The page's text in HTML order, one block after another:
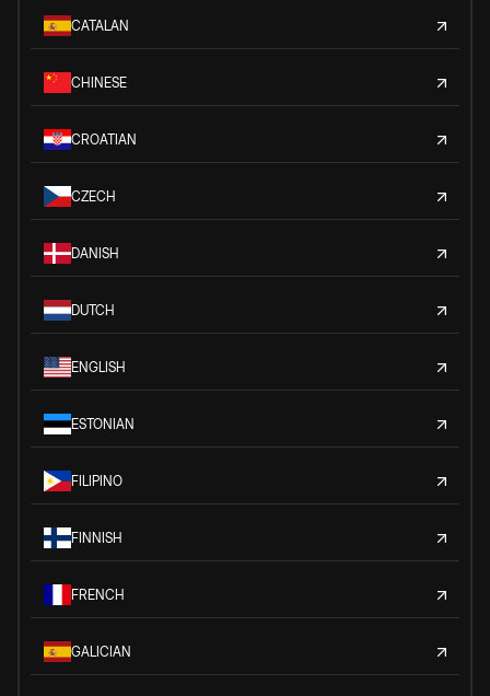
CATALAN
CHINESE
CROATIAN
CZECH
DANISH
DUTCH
ENGLISH
ESTONIAN
FILIPINO
FINNISH
FRENCH
GALICIAN